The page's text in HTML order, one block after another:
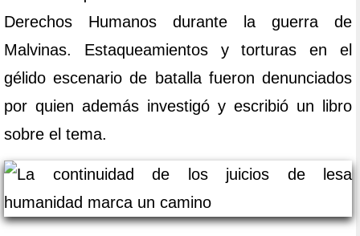
Derechos Humanos durante la guerra de
Malvinas. Estaqueamientos y torturas en el
gélido escenario de batalla fueron denunciados
por quien además investigó y escribió un libro
sobre el tema.